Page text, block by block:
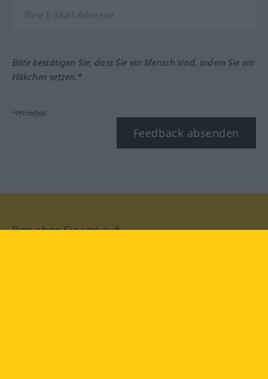
Bitte bestätigen Sie, dass Sie ein Mensch sind, indem Sie ein
Häkchen setzen.*
*Pflichtfeld
Feedback absenden
Besuchen Sie uns auf: